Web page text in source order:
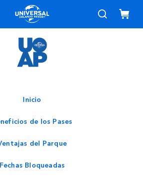
Inicio
de los Pases
del Parque
Fechas Bloqueadas